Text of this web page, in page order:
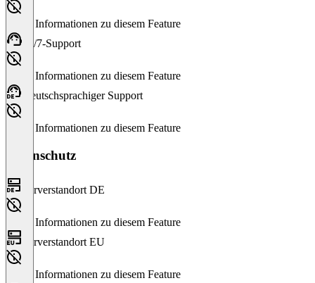
Keine Informationen zu diesem Feature
24/7-Support
Keine Informationen zu diesem Feature
Deutschsprachiger Support
Keine Informationen zu diesem Feature
Datenschutz
Serverstandort DE
Keine Informationen zu diesem Feature
Serverstandort EU
Keine Informationen zu diesem Feature